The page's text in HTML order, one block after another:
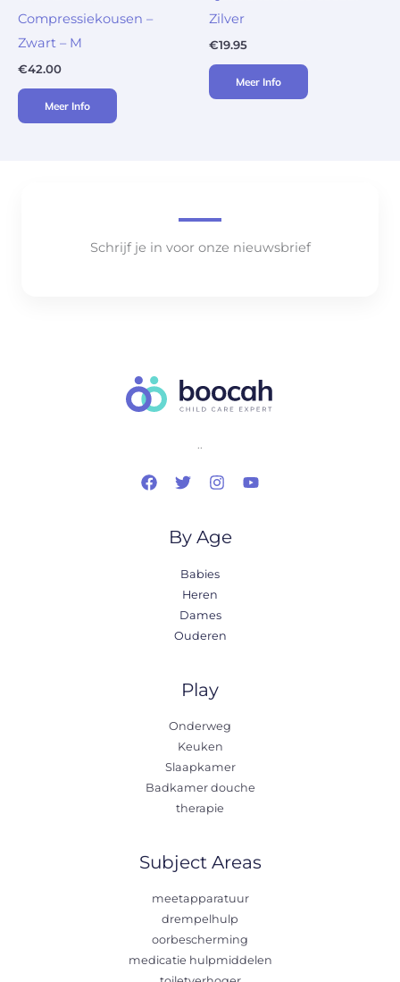
Compressiekousen –
Zwart – M
€42.00
Meer Info
Zilver
€19.95
Meer Info
Schrijf je in voor onze nieuwsbrief
..
By Age
Babies
Heren
Dames
Ouderen
Play
Onderweg
Keuken
Slaapkamer
Badkamer douche
therapie
Subject Areas
meetapparatuur
drempelhulp
oorbescherming
medicatie hulpmiddelen